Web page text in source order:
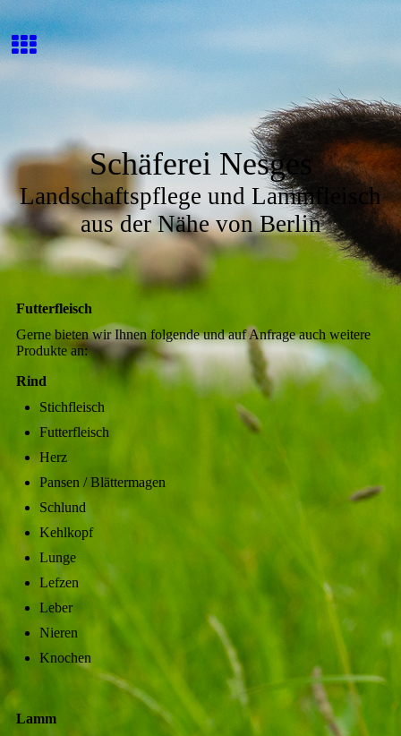
Schäferei Nesges
Landschaftspflege und Lammfleisch
aus der Nähe von Berlin
Futterfleisch
Gerne bieten wir Ihnen folgende und auf Anfrage auch weitere
Produkte an:
Rind
Stichfleisch
Futterfleisch
Herz
Pansen / Blättermagen
Schlund
Kehlkopf
Lunge
Lefzen
Leber
Nieren
Knochen
Lamm